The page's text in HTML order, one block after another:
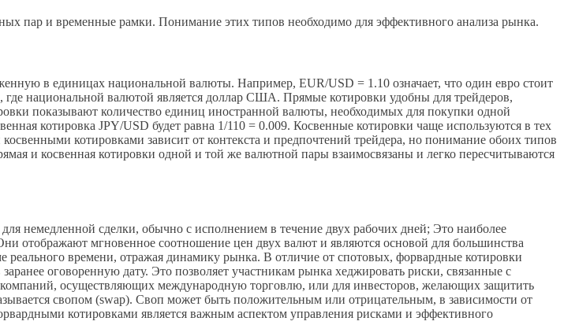
пар и временные рамки. Понимание этих типов необходимо для эффективного анализа рынка.
в единицах национальной валюты. Например, EUR/USD = 1.10 означает, что один евро стоит
национальной валютой является доллар США. Прямые котировки удобны для трейдеров,
показывают количество единиц иностранной валюты, необходимых для покупки одной
котировка JPY/USD будет равна 1/110 = 0.009. Косвенные котировки чаще используются в тех
котировками зависит от контекста и предпочтений трейдера, но понимание обоих типов
и косвенная котировки одной и той же валютной пары взаимосвязаны и легко пересчитываются
немедленной сделки, обычно с исполнением в течение двух рабочих дней; Это наиболее
отображают мгновенное соотношение цен двух валют и являются основой для большинства
времени, отражая динамику рынка. В отличие от спотовых, форвардные котировки
оговоренную дату. Это позволяет участникам рынка хеджировать риски, связанные с
осуществляющих международную торговлю, или для инвесторов, желающих защитить
свопом (swap). Своп может быть положительным или отрицательным, в зависимости от
котировками является важным аспектом управления рисками и эффективного